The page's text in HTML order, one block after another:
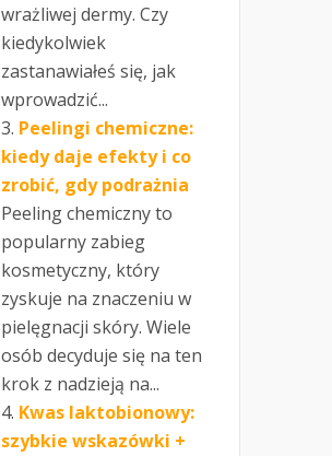
wrażliwej dermy. Czy
kiedykolwiek
zastanawiałeś się, jak
wprowadzić...
Peelingi chemiczne:
kiedy daje efekty i co
zrobić, gdy podrażnia
Peeling chemiczny to
popularny zabieg
kosmetyczny, który
zyskuje na znaczeniu w
pielęgnacji skóry. Wiele
osób decyduje się na ten
krok z nadzieją na...
Kwas laktobionowy:
szybkie wskazówki +